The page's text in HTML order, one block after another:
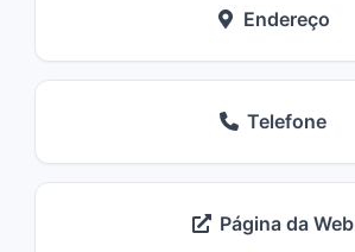
Endereço
Telefone
Página da Web